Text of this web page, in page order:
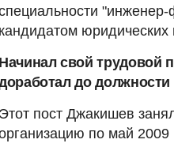
кандидатом юридических
Начинал свой трудовой
до
Этот пост Джакишев
по май 2009